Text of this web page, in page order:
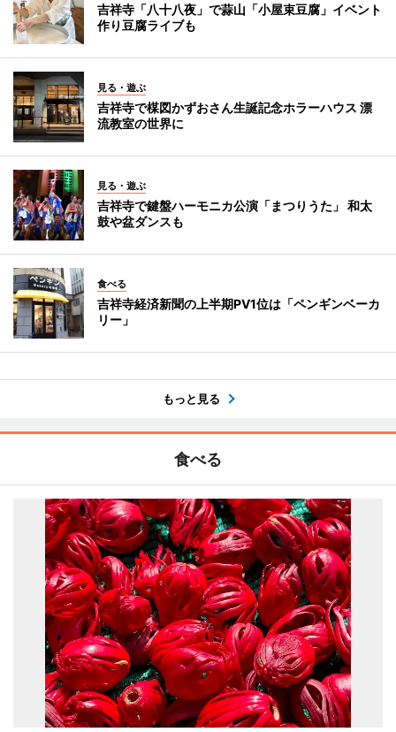
吉祥寺「八十八夜」で蒜山「小屋束豆腐」イベント
作り豆腐ライブも
見る・遊ぶ
吉祥寺で楳図かずおさん生誕記念ホラーハウス 漂
流教室の世界に
見る・遊ぶ
吉祥寺で鍵盤ハーモニカ公演「まつりうた」 和太
鼓や盆ダンスも
食べる
吉祥寺経済新聞の上半期PV1位は「ペンギンベーカ
リー」
もっと見る
食べる